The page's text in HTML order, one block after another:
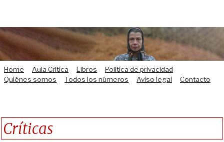
Home Aula Crítica Libros
Política de privacidad
Quiénes somos
Todos los números Aviso legal Contacto
Críticas